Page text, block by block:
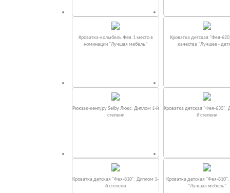
Кроватка-колыбель Фея.1 место в
номинации "Лучшая мебель"
Кроватка детская "Фея-
качества "Лучшее -
Рюкзак-кенгуру Selby Люкс. Диплом 1-й
степени
Кроватка детская "Фея-630".
й степени
Кроватка детская "Фея-810". Диплом 1-
й степени
Кроватка детская "Фея-
"Лучшая мебель"